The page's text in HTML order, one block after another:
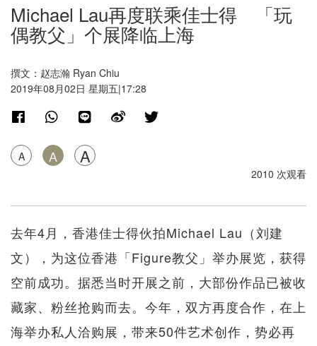
Michael Lau再度联乘佳士得 「玩
偶教父」个展降临上海
撰文：赵志瀚 Ryan Chiu
2019年08月02日 星期五|17:28
A A A
2010 次观看
去年4月，香港佳士得伙拍Michael Lau（刘建
文），为这位香港「Figure教父」举办展览，获得
空前成功。据悉当时开展之前，大部份作品已被收
藏家、粉丝抢购而去。今年，双方再度合作，在上
海举办私人洽购展，带来50件艺术创作，势必再